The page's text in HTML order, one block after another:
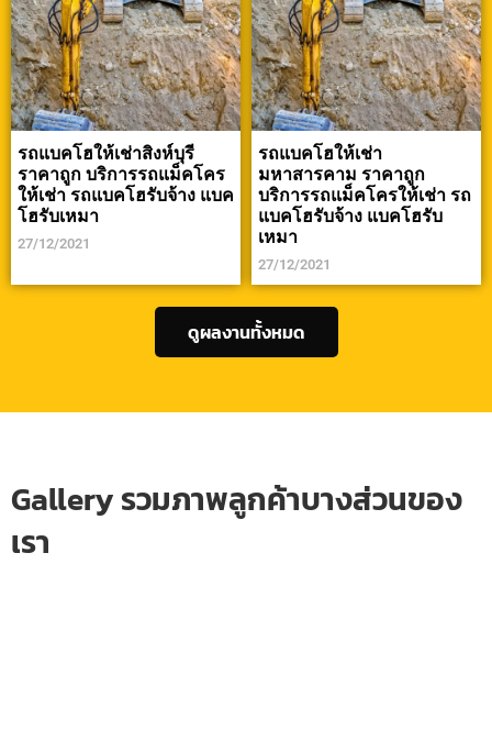
รถแบคโฮให้เช่าสิงห์บุรี
ราคาถูก บริการรถแม็คโคร
ให้เช่า รถแบคโฮรับจ้าง แบค
โฮรับเหมา
27/12/2021
รถแบคโฮให้เช่า
มหาสารคาม ราคาถูก
บริการรถแม็คโครให้เช่า รถ
แบคโฮรับจ้าง แบคโฮรับ
เหมา
27/12/2021
ดูผลงานทั้งหมด
Gallery รวมภาพลูกค้าบางส่วนของ
เรา